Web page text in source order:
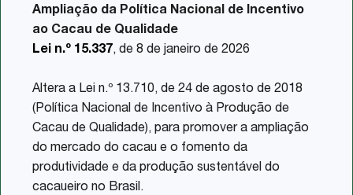
Ampliação da Política Nacional de Incentivo
ao Cacau de Qualidade
Lei n.º 15.337, de 8 de janeiro de 2026
Altera a Lei n.º 13.710, de 24 de agosto de 2018
(Política Nacional de Incentivo à Produção de
Cacau de Qualidade), para promover a ampliação
do mercado do cacau e o fomento da
produtividade e da produção sustentável do
cacaueiro no Brasil.